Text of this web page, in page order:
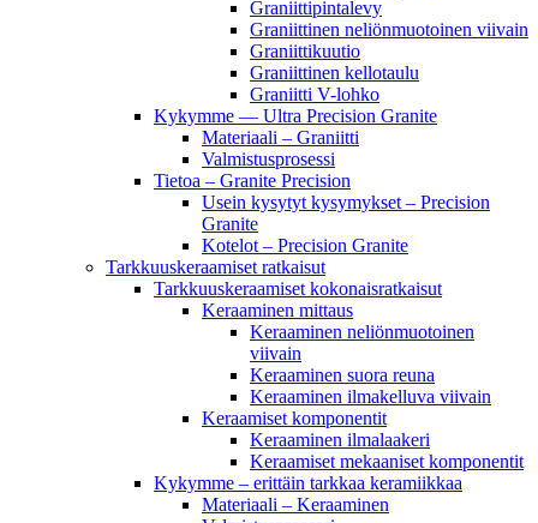
Graniittipintalevy
Graniittinen neliönmuotoinen viivain
Graniittikuutio
Graniittinen kellotaulu
Graniitti V-lohko
Kykymme — Ultra Precision Granite
Materiaali – Graniitti
Valmistusprosessi
Tietoa – Granite Precision
Usein kysytyt kysymykset – Precision
Granite
Kotelot – Precision Granite
Tarkkuuskeraamiset ratkaisut
Tarkkuuskeraamiset kokonaisratkaisut
Keraaminen mittaus
Keraaminen neliönmuotoinen
viivain
Keraaminen suora reuna
Keraaminen ilmakelluva viivain
Keraamiset komponentit
Keraaminen ilmalaakeri
Keraamiset mekaaniset komponentit
Kykymme – erittäin tarkkaa keramiikkaa
Materiaali – Keraaminen